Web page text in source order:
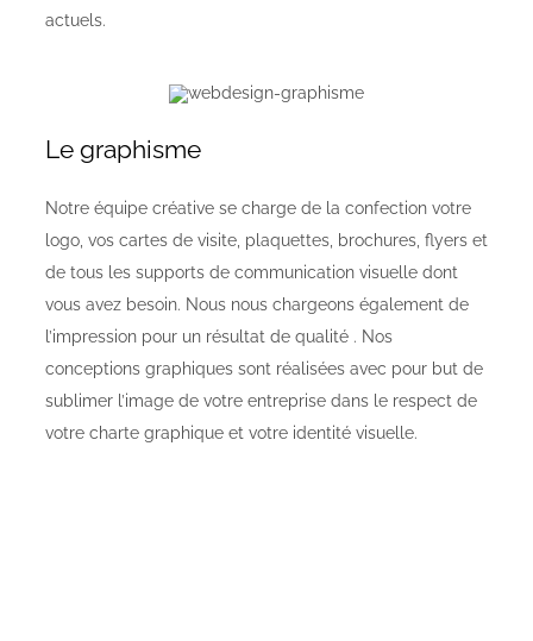
actuels.
Le graphisme
Notre équipe créative se charge de la confection votre
logo, vos cartes de visite, plaquettes, brochures, flyers et
de tous les supports de communication visuelle dont
vous avez besoin. Nous nous chargeons également de
l’impression pour un résultat de qualité . Nos
conceptions graphiques sont réalisées avec pour but de
sublimer l’image de votre entreprise dans le respect de
votre charte graphique et votre identité visuelle.